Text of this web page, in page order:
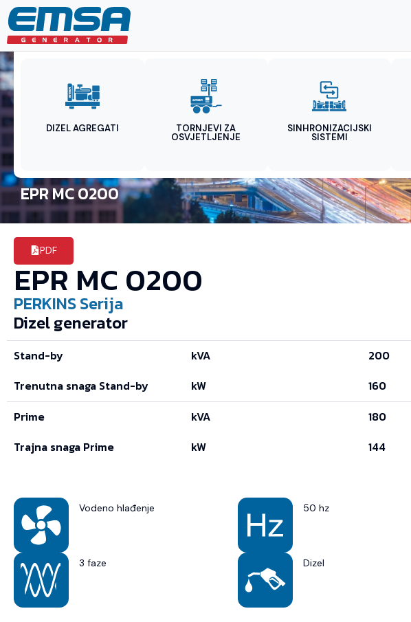
DIZEL AGREGATI TORNJEVI ZA
OSVJETLJENJE
SINHRONIZACIJSKI
SISTEMI
EPR MC 0200
PDF
EPR MC 0200
PERKINSSerija
Dizel generator
Stand-by kVA
200
Trenutna snaga Stand-by
kW
160
Prime
kVA
180
Trajna snaga Prime
kW 144
Vodeno hlađenje 50 hz
3 faze Dizel